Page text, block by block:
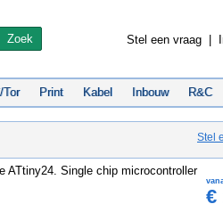
Stel een vraag
Tor Print Kabel Inbouw R&C
Stel
ATtiny24. Single chip microcontroller
€